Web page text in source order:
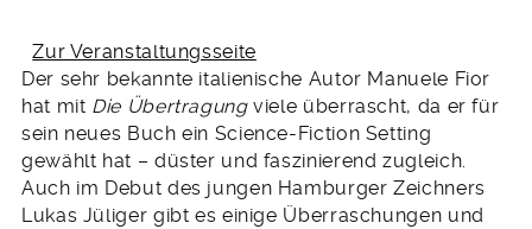
Zur Veranstaltungsseite
Der sehr bekannte italienische Autor Manuele Fior
hat mit Die Übertragungviele überrascht, da er für
sein neues Buch ein Science-Fiction Setting
gewählt hat – düster und faszinierend zugleich.
Auch im Debut des jungen Hamburger Zeichners
Lukas Jüliger gibt es einige Überraschungen und